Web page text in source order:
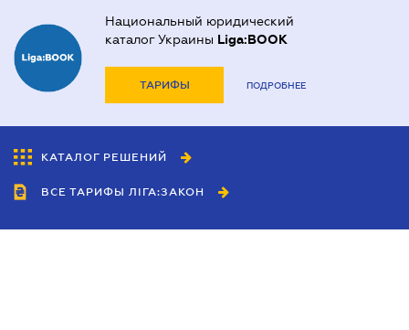
Национальный юридический
каталог Украины Liga:BOOK
ТАРИФЫ ПОДРОБНЕЕ
КАТАЛОГ РЕШЕНИЙ
ВСЕ ТАРИФЫ ЛІГА:ЗАКОН